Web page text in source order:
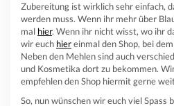
Zubereitung ist wirklich sehr einfach,
werden muss. Wenn ihr mehr über
mal hier. Wenn ihr nicht wisst, wo ihr
wir euch hiereinmal den Shop, bei
Neben den Mehlen sind auch
und Kosmetika dort zu bekommen.
empfehlen den Shop hiermit gerne
So, nun wünschen wir euch viel Spass